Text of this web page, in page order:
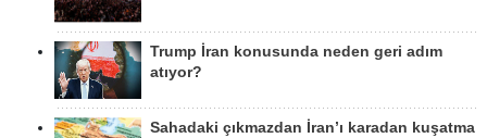
Trump İran konusunda neden geri adım
atıyor?
Sahadaki çıkmazdan İran’ı karadan kuşatma